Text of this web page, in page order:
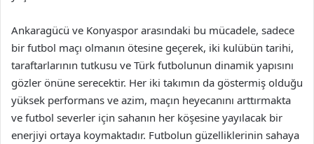
Ankaragücü ve Konyaspor arasındaki bu mücadele, sadece
bir futbol maçı olmanın ötesine geçerek, iki kulübün tarihi,
taraftarlarının tutkusu ve Türk futbolunun dinamik yapısını
gözler önüne serecektir. Her iki takımın da göstermiş olduğu
yüksek performans ve azim, maçın heyecanını arttırmakta
ve futbol severler için sahanın her köşesine yayılacak bir
enerjiyi ortaya koymaktadır. Futbolun güzelliklerinin sahaya